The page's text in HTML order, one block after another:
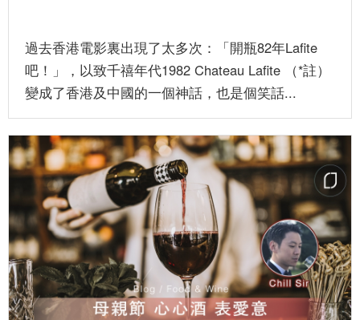
過去香港電影裏出現了太多次：「開瓶82年Lafite
吧！」，以致千禧年代1982 Chateau Lafite （*註）
變成了香港及中國的一個神話，也是個笑話...